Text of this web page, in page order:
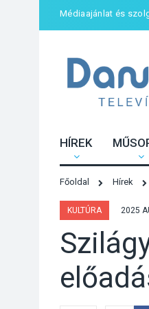
Médiaajánlat és
HÍREK
Főoldal Hírek
KULTÚRA 2025